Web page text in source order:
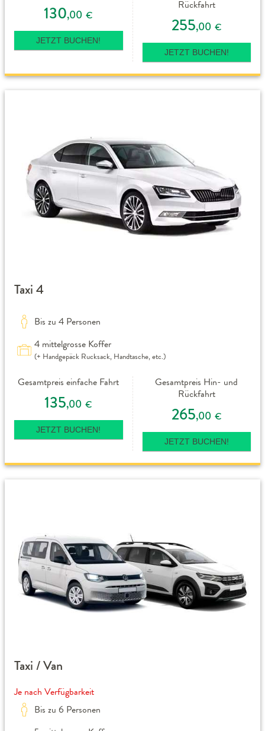
130,00 €
JETZT BUCHEN!
Rückfahrt
255,00 €
JETZT BUCHEN!
Taxi 4
Bis zu 4 Personen
4 mittelgrosse Koffer
(+ Handgepäck Rucksack, Handtasche, etc.)
Gesamtpreis einfache Fahrt
135,00 €
JETZT BUCHEN!
Gesamtpreis Hin- und
Rückfahrt
265,00 €
JETZT BUCHEN!
Taxi / Van
Je nach Verfügbarkeit
Bis zu 6 Personen